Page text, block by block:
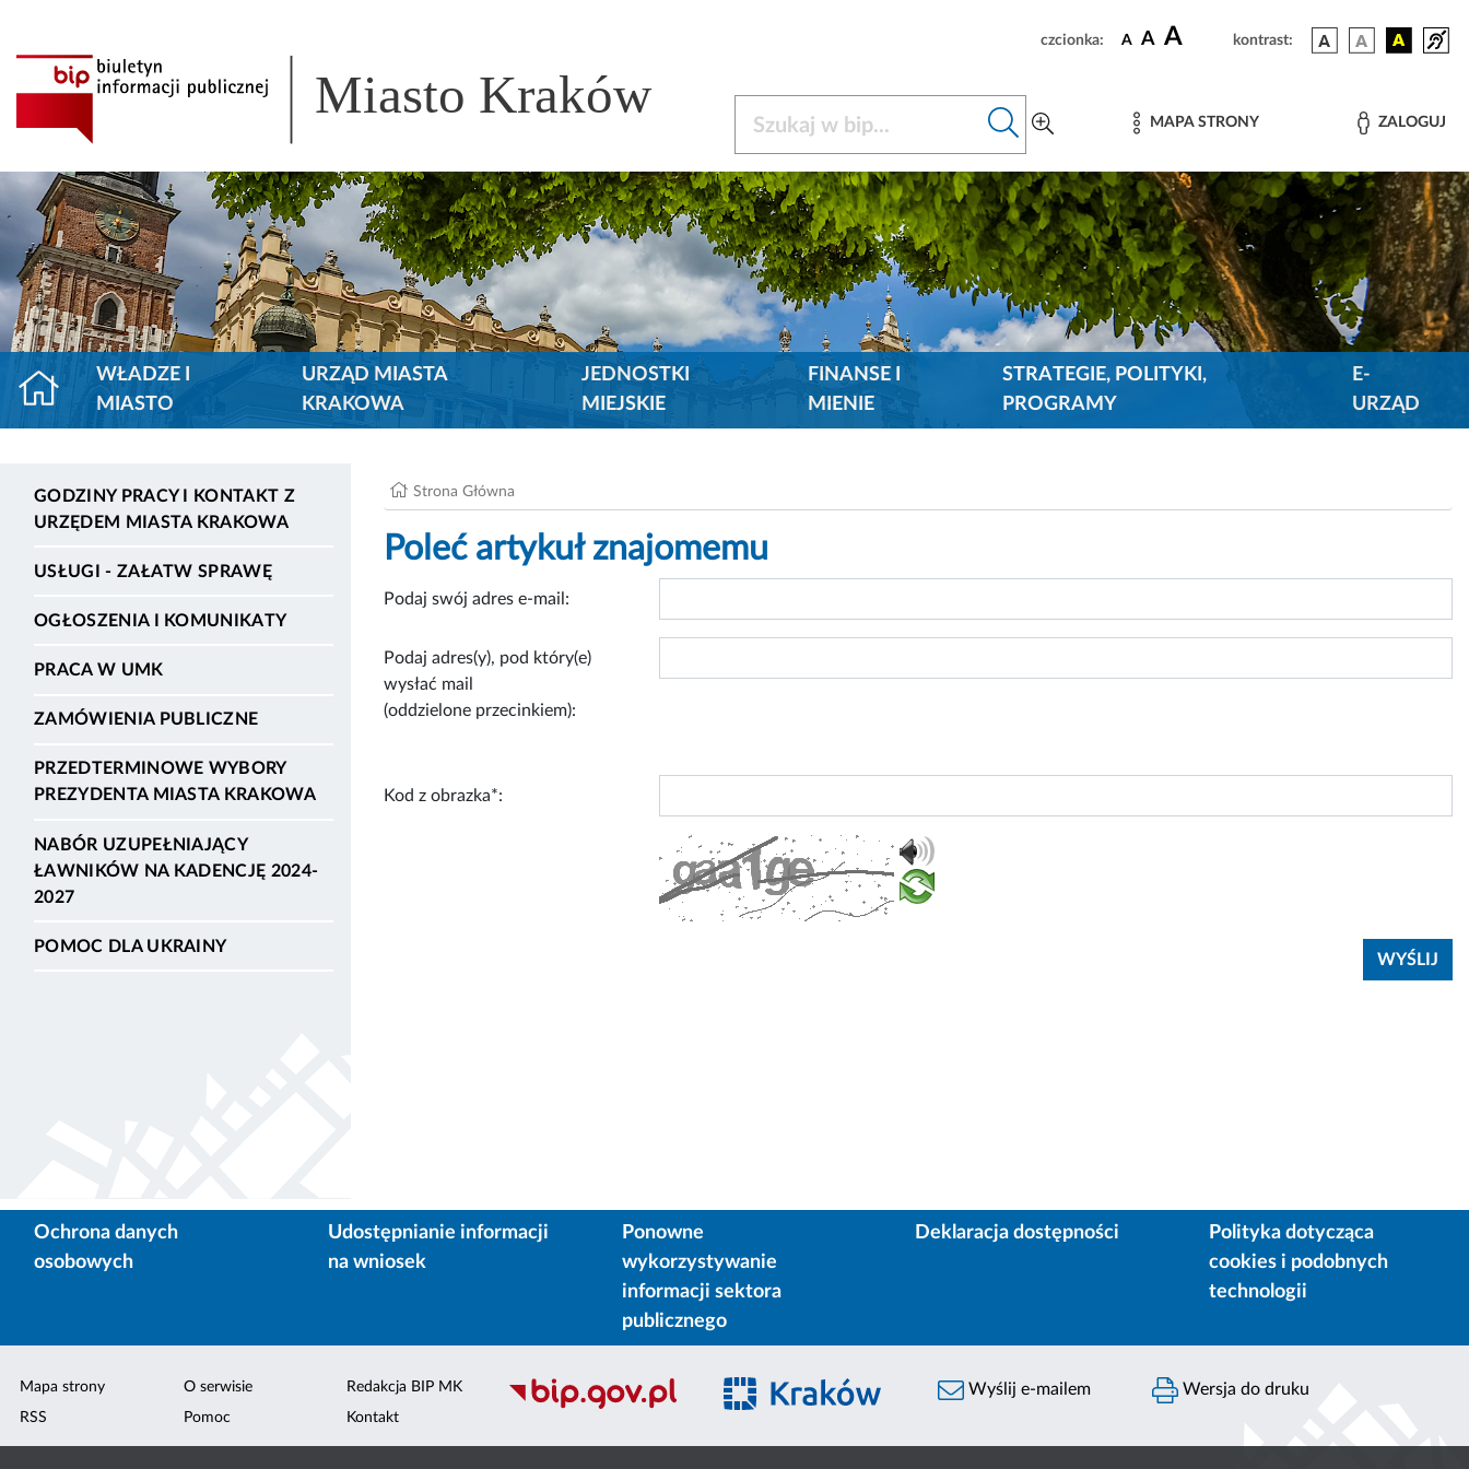
czcionka: A A A kontrast:
Miasto Kraków MAPA STRONY ZALOGUJ
WŁADZE I
MIASTO
URZĄD MIASTA
KRAKOWA
JEDNOSTKI
MIEJSKIE
FINANSE I
MIENIE
STRATEGIE, POLITYKI,
PROGRAMY
E-
URZĄD
GODZINY PRACY I KONTAKT Z
URZĘDEM MIASTA KRAKOWA
USŁUGI - ZAŁATW SPRAWĘ
OGŁOSZENIA I KOMUNIKATY
PRACA W UMK
ZAMÓWIENIA PUBLICZNE
PRZEDTERMINOWE WYBORY
PREZYDENTA MIASTA KRAKOWA
NABÓR UZUPEŁNIAJĄCY
ŁAWNIKÓW NA KADENCJĘ 2024-
2027
POMOC DLA UKRAINY
Strona Główna
Poleć artykuł znajomemu
Podaj swój adres e-mail:
Podaj adres(y), pod który(e)
wysłać mail
(oddzielone przecinkiem):
Kod z obrazka*:
Ochrona danych
osobowych
Udostępnianie informacji
na wniosek
Ponowne
wykorzystywanie
informacji sektora
publicznego
Deklaracja dostępności
Polityka dotycząca
cookies i podobnych
technologii
Mapa strony
RSS
O serwisie
Pomoc
Redakcja BIP MK
Kontakt
Wyślij e-mailem Wersja do druku